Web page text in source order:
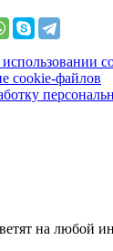
cookie-файлов
на любой